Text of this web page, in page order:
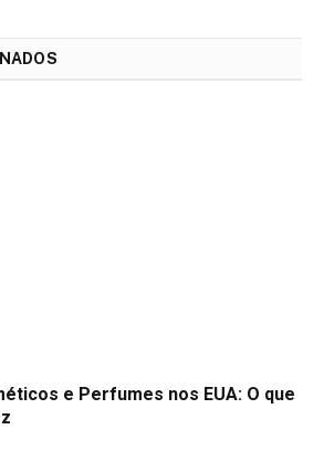
e Perfumes nos EUA: O que